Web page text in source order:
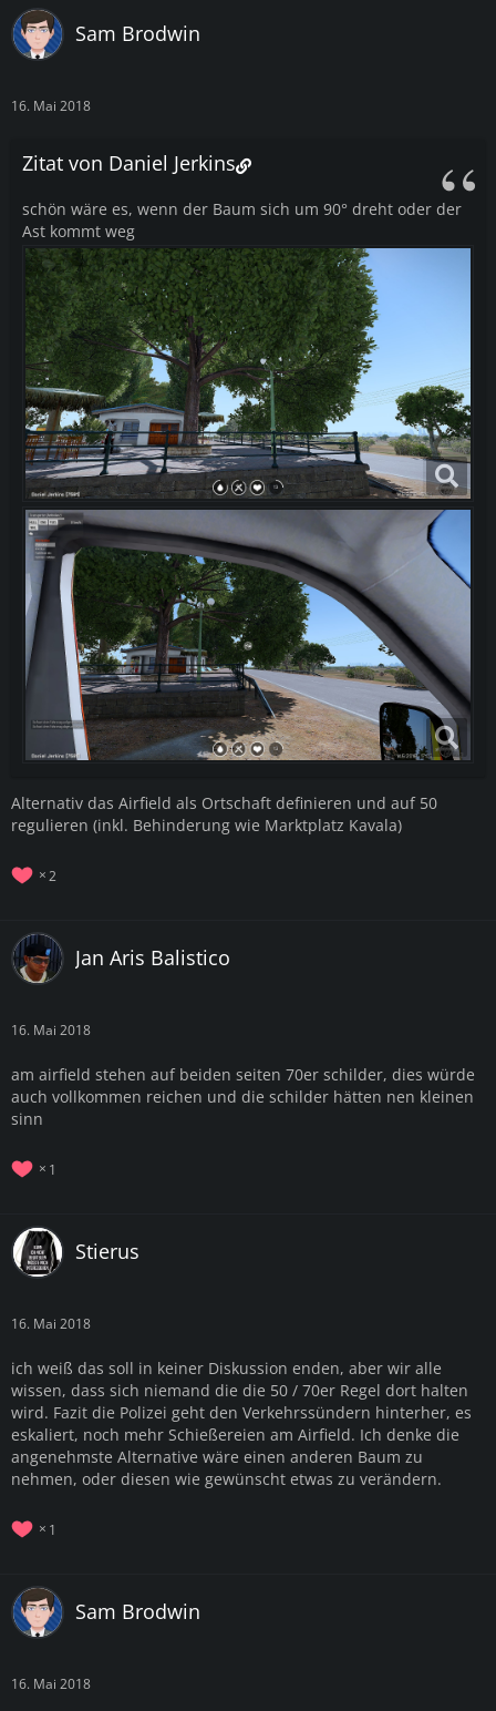
Sam Brodwin
16. Mai 2018
Zitat von Daniel Jerkins
schön wäre es, wenn der Baum sich um 90° dreht oder der
Ast kommt weg
Alternativ das Airfield als Ortschaft definieren und auf 50
regulieren (inkl. Behinderung wie Marktplatz Kavala)
2
Jan Aris Balistico
16. Mai 2018
am airfield stehen auf beiden seiten 70er schilder, dies würde
auch vollkommen reichen und die schilder hätten nen kleinen
sinn
1
Stierus
16. Mai 2018
ich weiß das soll in keiner Diskussion enden, aber wir alle
wissen, dass sich niemand die die 50 / 70er Regel dort halten
wird. Fazit die Polizei geht den Verkehrssündern hinterher, es
eskaliert, noch mehr Schießereien am Airfield. Ich denke die
angenehmste Alternative wäre einen anderen Baum zu
nehmen, oder diesen wie gewünscht etwas zu verändern.
1
Sam Brodwin
16. Mai 2018